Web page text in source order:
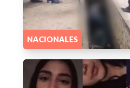
NACIONALES